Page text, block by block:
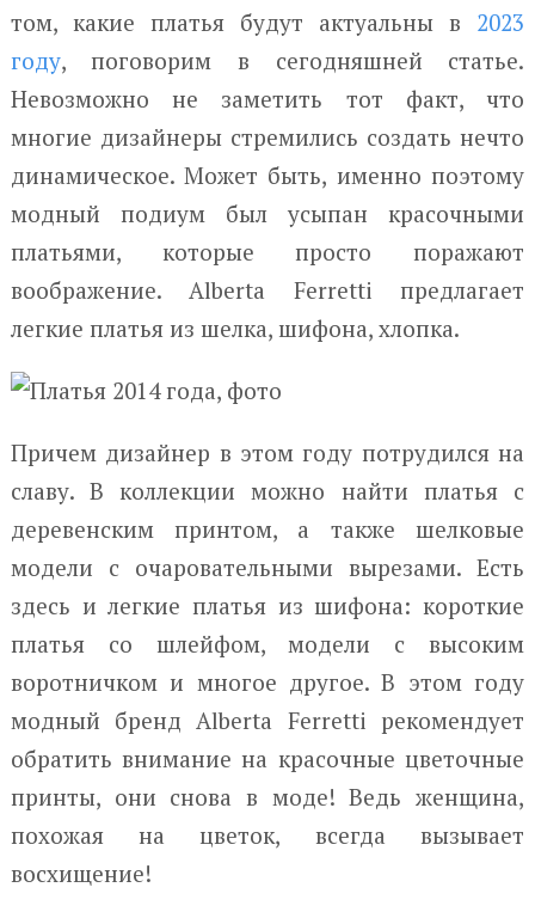
том, какие платья будут актуальны в 2023
году, поговорим в сегодняшней статье.
Невозможно не заметить тот факт, что
многие дизайнеры стремились создать нечто
динамическое. Может быть, именно поэтому
модный подиум был усыпан красочными
платьями, которые просто поражают
воображение. Alberta Ferretti предлагает
легкие платья из шелка, шифона, хлопка.
Причем дизайнер в этом году потрудился на
славу. В коллекции можно найти платья с
деревенским принтом, а также шелковые
модели с очаровательными вырезами. Есть
здесь и легкие платья из шифона: короткие
платья со шлейфом, модели с высоким
воротничком и многое другое. В этом году
модный бренд Alberta Ferretti рекомендует
обратить внимание на красочные цветочные
принты, они снова в моде! Ведь женщина,
похожая на цветок, всегда вызывает
восхищение!